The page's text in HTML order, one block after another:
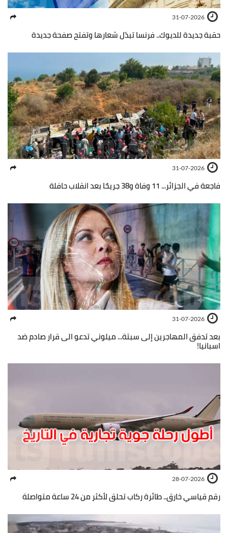
31-07-2026
حقبة جديدة للديوك.. فرنسا تبدّل شعارها وتفتح صفحة جديدة
31-07-2026
فاجعة في الجزائر... 11 وفاة و38 جريحًا بعد انقلاب حافلة
31-07-2026
بعد تدفق المهاجرين إلى سبتة... ميلوني تدعو الى قرار صادم ضد
اسبانيا!
28-07-2026
رقم قياسي خارق.. طائرة ركاب تحلق لأكثر من 24 ساعة متواصلة